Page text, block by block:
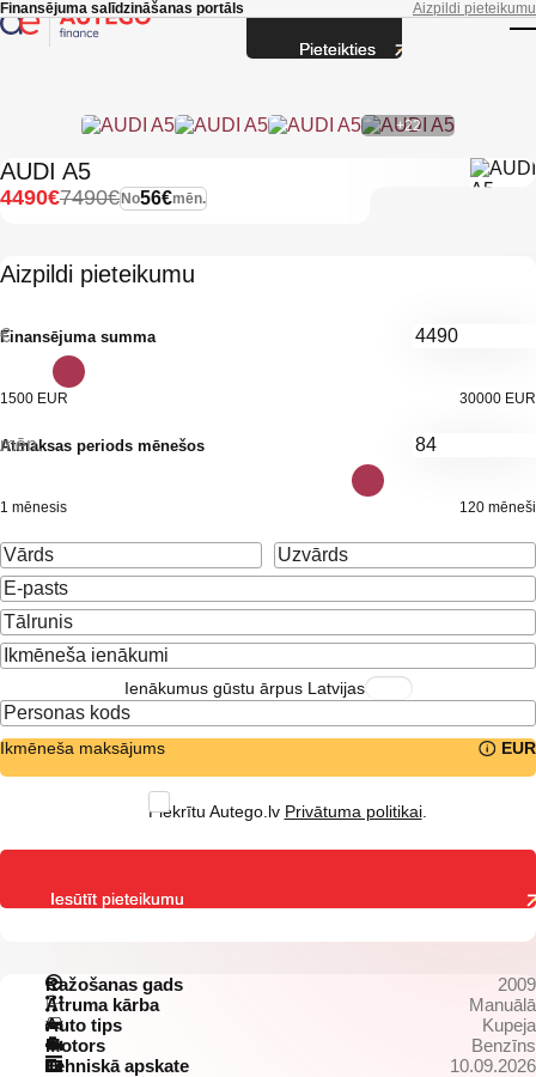
Skip to main content
Finansējuma salīdzināšanas portāls Aizpildi pieteikumu
+22
AUDI A5
No56€mēn.
7490€
4490€
Aizpildi pieteikumu
Finansējuma summa
€
1500 EUR 30000 EUR
Atmaksas periods mēnešos
mēn.
1 mēnesis 120 mēneši
Ienākumus gūstu ārpus Latvijas
Ikmēneša maksājums EUR
Piekrītu Autego.lv Privātuma politikai.
Ražošanas gads
2009
Ātruma kārba
Manuālā
Auto tips
Kupeja
Motors
Benzīns
Tehniskā apskate
10.09.2026